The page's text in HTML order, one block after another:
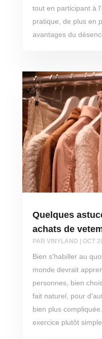
tout en participant à
pratique, de plus en
avantages du
Quelques
achats de
PAR VINYLAND OCT
Bien s'habiller au
monde devrait
personnes, bien
fait naturel, pour
bien plus
exercice plutôt